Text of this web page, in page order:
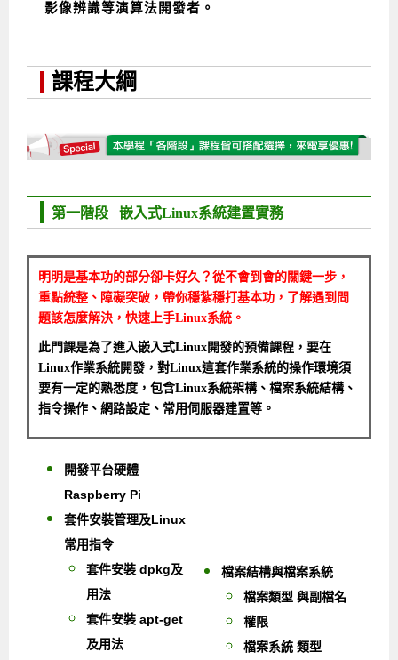
影像辨識等演算法開發者。
課程大綱
第一階段 嵌入式Linux系統建置實務
明明是基本功的部分卻卡好久？從不會到會的關鍵一步，
重點統整、障礙突破，帶你穩紮穩打基本功，了解遇到問
題該怎麼解決，快速上手Linux系統。
此門課是為了進入嵌入式Linux開發的預備課程，要在
Linux作業系統開發，對Linux這套作業系統的操作環境須
要有一定的熟悉度，包含Linux系統架構、檔案系統結構、
指令操作、網路設定、常用伺服器建置等。
開發平台硬體
Raspberry Pi
套件安裝管理及Linux
常用指令
套件安裝 dpkg及
用法
套件安裝 apt-get
及用法
檔案結構與檔案系統
檔案類型 與副檔名
權限
檔案系統 類型